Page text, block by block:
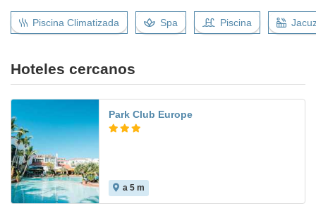
Piscina Climatizada Spa Piscina
Hoteles cercanos
Park Club Europe
a 5 m